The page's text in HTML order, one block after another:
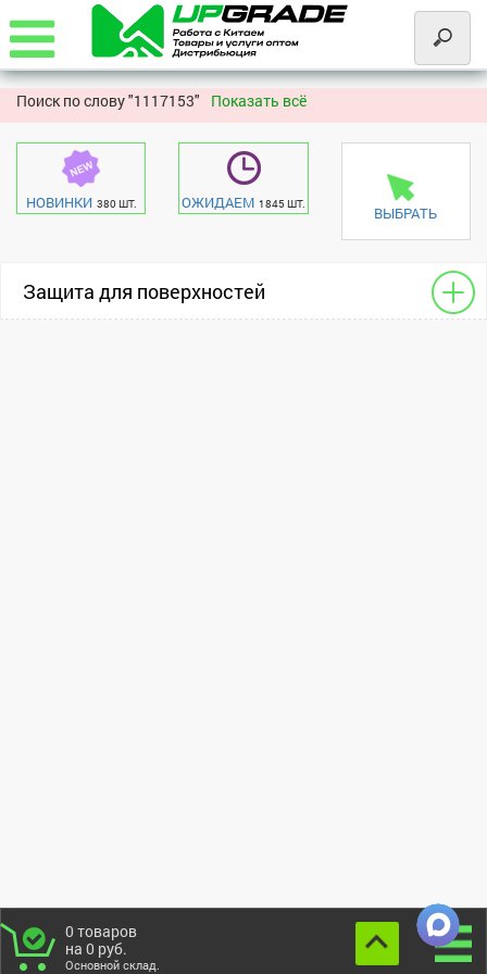
Поиск по слову "1117153" Показать всё
НОВИНКИ 380 ШТ. ОЖИДАЕМ 1845 ШТ. ВЫБРАТЬ
Защита для поверхностей
0 товаров
на 0 руб.
Основной склад.